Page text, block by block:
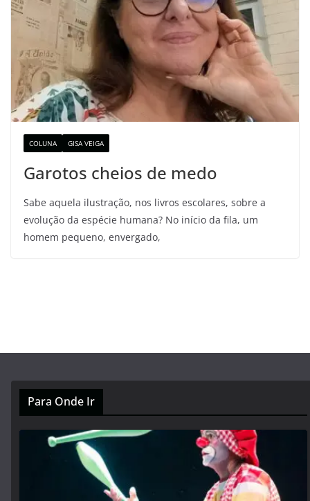
COLUNA GISA VEIGA
Garotos cheios de medo
Sabe aquela ilustração, nos livros escolares, sobre a
evolução da espécie humana? No início da fila, um
homem pequeno, envergado,
Para Onde Ir